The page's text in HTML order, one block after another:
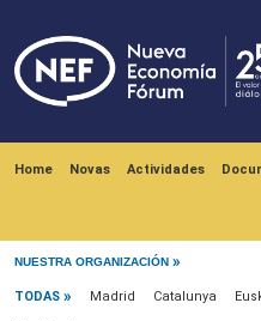
Home Novas Actividades
NUESTRA ORGANIZACIÓN
Menú noticias
TODAS Madrid Catalunya